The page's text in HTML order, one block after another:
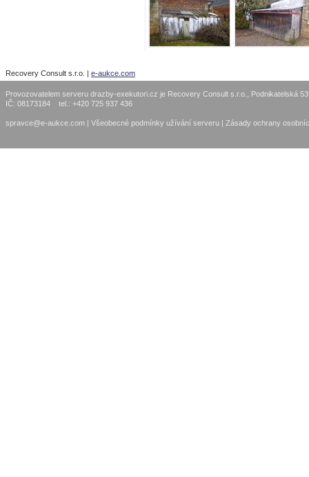
Recovery Consult s.r.o. | e-aukce.com
Provozovatelem serveru drazby-exekutori.cz je Recovery Consult s.r.o., Podnikatelská
IČ: 08173184 tel.: +420 725 937 436
spravce@e-aukce.com Všeobecné podmínky užívání serveru Zásady ochrany